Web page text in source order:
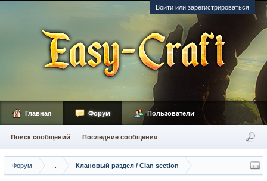
Войти или зарегистрироваться
Форум Клановый раздел / Сlan section
Главная Форум
Поиск сообщений Последние сообщения
Пользователи